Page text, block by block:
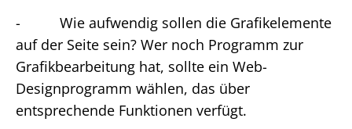
- Wie aufwendig sollen die Grafikelemente
auf der Seite sein? Wer noch Programm zur
Grafikbearbeitung hat, sollte ein Web-
Designprogramm wählen, das über
entsprechende Funktionen verfügt.